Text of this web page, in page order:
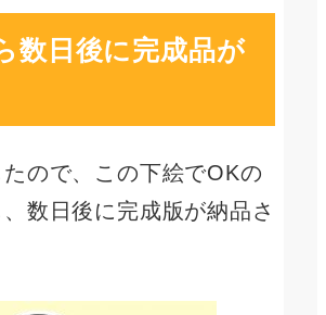
数日後に完成品が
ので、この下絵でOKの
数日後に完成版が納品さ